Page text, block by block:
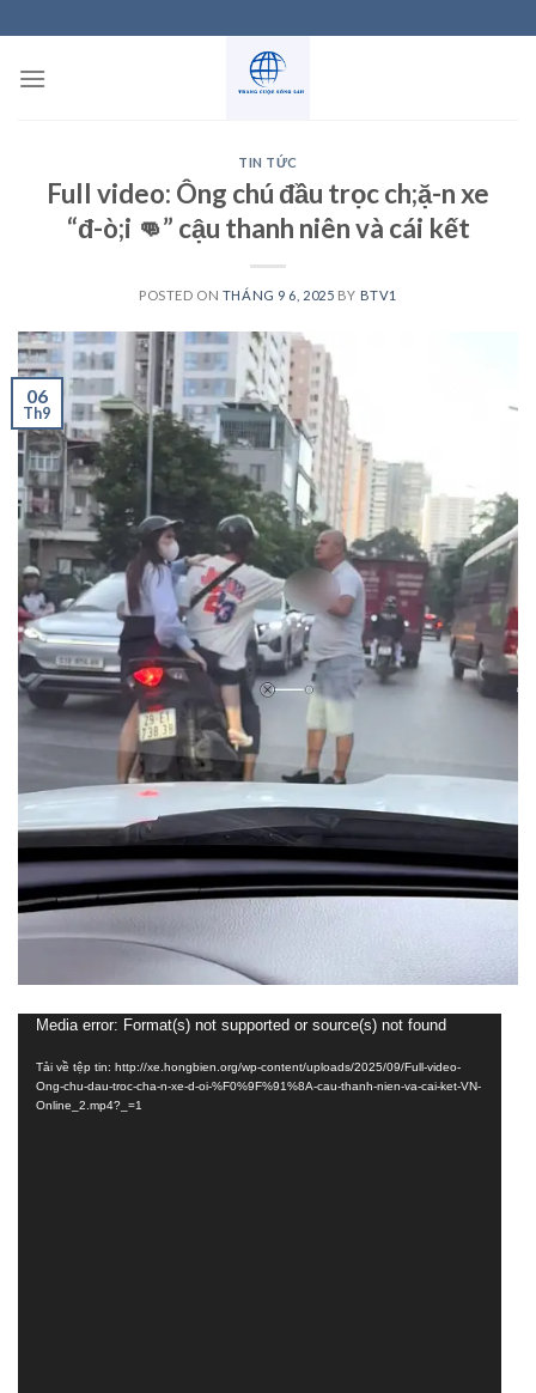
to
content
TIN TỨC
Full video: Ông chú đầu trọc ch;ặ-n xe
“đ-ò;i 👊” cậu thanh niên và cái kết
POSTED ON THÁNG 9 6, 2025 BY BTV1
06
Th9
Trình
chơi
Video
Media error: Format(s) not supported or source(s) not found
Tải về tệp tin: http://xe.hongbien.org/wp-content/uploads/2025/09/Full-video-
Ong-chu-dau-troc-cha-n-xe-d-oi-%F0%9F%91%8A-cau-thanh-nien-va-cai-ket-VN-
Online_2.mp4?_=1